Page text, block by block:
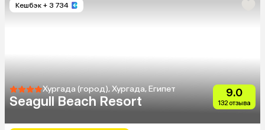
Кешбэк + 3 734
Хургада (город), Хургада, Египет
Seagull Beach Resort
9.0
132 отзыва